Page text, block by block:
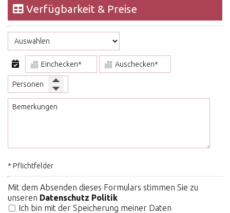
Nachfrage
Kontakt
Verfügbarkeit & Preise
* Pflichtfelder
Mit dem Absenden dieses Formulars stimmen Sie zu
unseren Datenschutz Politik
Ich bin mit der Speicherung meiner Daten